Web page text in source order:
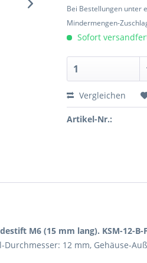
Bei Bestellungen unter
Mindermengen-
Sofort
Vergleichen
Artikel-Nr.:
M6 (15 mm lang). KSM-12-B-
12 mm, Gehäuse-